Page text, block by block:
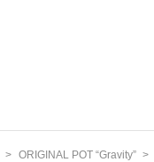
ORIGINAL POT “Gravity”